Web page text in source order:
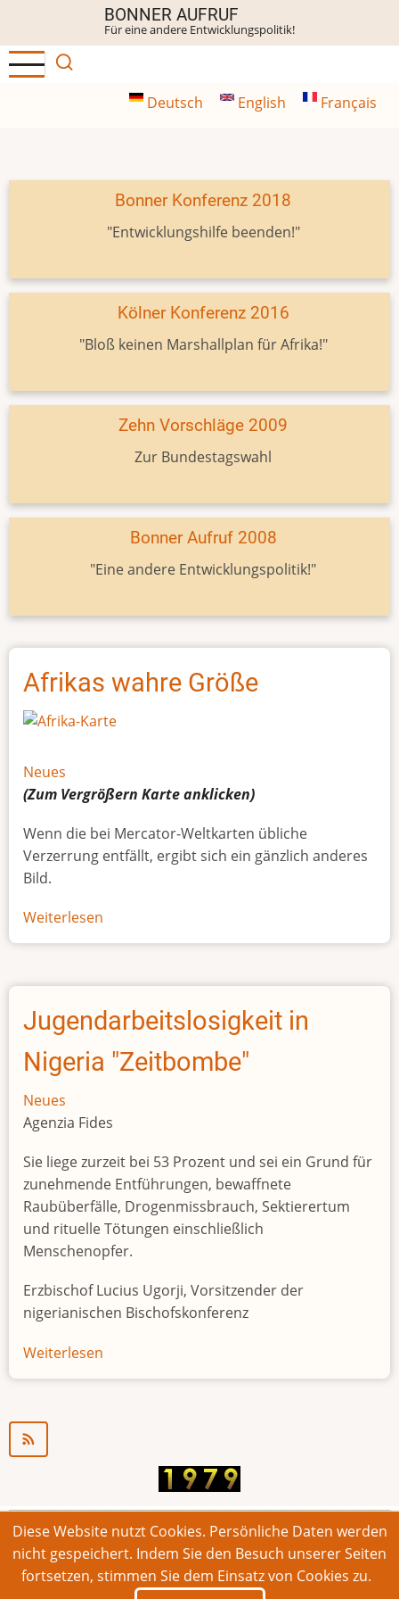
Inhalt
BONNER AUFRUF
Für eine andere Entwicklungspolitik!
Deutsch English Français
Bonner Konferenz 2018
"Entwicklungshilfe beenden!"
Kölner Konferenz 2016
"Bloß keinen Marshallplan für Afrika!"
Zehn Vorschläge 2009
Zur Bundestagswahl
Bonner Aufruf 2008
"Eine andere Entwicklungspolitik!"
Afrikas wahre Größe
Neues
(Zum Vergrößern Karteanklicken)
Wenn die bei Mercator-Weltkarten übliche
Verzerrung entfällt, ergibt sich ein gänzlich anderes
Bild.
Weiterlesen
Afrikas
Größe
Jugendarbeitslosigkeit in
Nigeria "Zeitbombe"
Neues
Agenzia Fides
Sie liege zurzeit bei 53 Prozent und sei ein Grund für
zunehmende Entführungen, bewaffnete
Raubüberfälle, Drogenmissbrauch, Sektierertum
und rituelle Tötungen einschließlich
Menschenopfer.
Erzbischof Lucius Ugorji, Vorsitzender der
nigerianischen Bischofskonferenz
Weiterlesen
Jugendarbeitslosigkeit
© 2026 Bonner Aufruf. Alle Rechte vorbehalten.
Footer
Impressum Kontakt Intern
Diese Website nutzt Cookies. Persönliche Daten werden
nicht gespeichert. Indem Sie den Besuch unserer Seiten
fortsetzen, stimmen Sie dem Einsatz von Cookies zu.